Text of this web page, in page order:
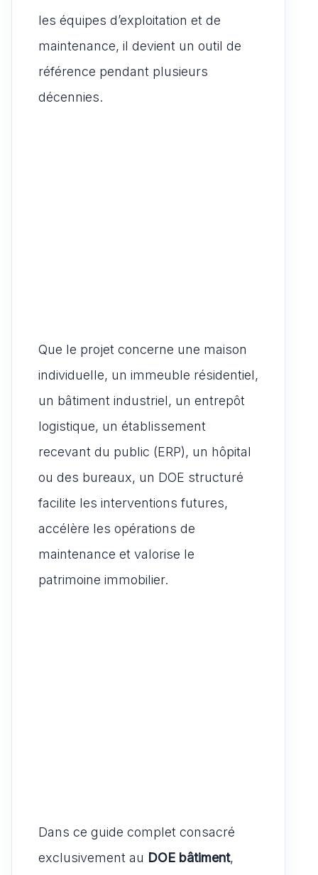
les équipes d’exploitation et de
maintenance, il devient un outil de
référence pendant plusieurs
décennies.
Que le projet concerne une maison
individuelle, un immeuble résidentiel,
un bâtiment industriel, un entrepôt
logistique, un établissement
recevant du public (ERP), un hôpital
ou des bureaux, un DOE structuré
facilite les interventions futures,
accélère les opérations de
maintenance et valorise le
patrimoine immobilier.
Dans ce guide complet consacré
exclusivement au DOE bâtiment,